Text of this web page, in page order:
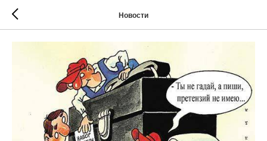
Новости